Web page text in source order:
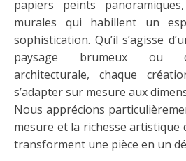
papiers peints
murales qui habillent un
sophistication. Qu’il s’agisse
paysage brumeux ou
architecturale, chaque
s’adapter sur mesure aux
Nous apprécions
mesure et la richesse artistique
transforment une pièce en un